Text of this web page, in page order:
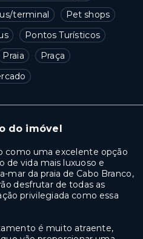
terminal
Pet shops
Pontos Turísticos
Praia
Praça
do imóvel
como uma excelente opção
de vida mais luxuoso e
mar da praia de Cabo Branco,
desfrutar de todas as
privilegiada como essa
é muito atraente,